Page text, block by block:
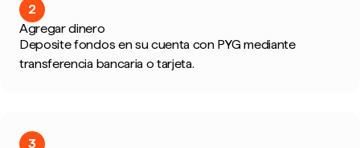
2
Agregar dinero
Deposite fondos en su cuenta con PYG mediante
transferencia bancaria o tarjeta.
3